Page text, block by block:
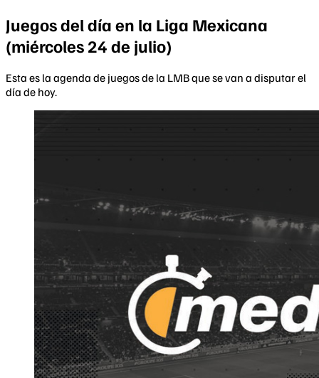
Juegos del día en la Liga Mexicana
(miércoles 24 de julio)
Esta es la agenda de juegos de la LMB que se van a disputar el
día de hoy.